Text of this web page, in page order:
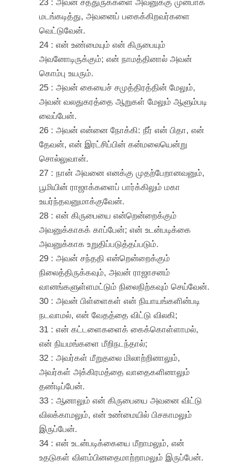
மடங்கடித்து, அவனைப் பகைக்கிறவர்களை
வெட்டுவேன்.
24 : என் உண்மையும் என் கிருபையும்
அவனோடிருக்கும்; என் நாமத்தினால் அவன்
கொம்பு உயரும்.
25 : அவன் கையைச் சமுத்திரத்தின் மேலும்,
அவன் வலதுகரத்தை ஆறுகள் மேலும் ஆளும்படி
வைப்பேன்.
26 : அவன் என்னை நோக்கி: நீர் என் பிதா, என்
தேவன், என் இரட்சிப்பின் கன்மலையென்று
சொல்லுவான்.
27 : நான் அவனை எனக்கு முதற்பேறானவனும்,
பூமியின் ராஜாக்களைப் பார்க்கிலும் மகா
உயர்ந்தவனுமாக்குவேன்.
28 : என் கிருபையை என்றென்றைக்கும்
அவனுக்காகக் காப்பேன்; என் உடன்படிக்கை
அவனுக்காக உறுதிப்படுத்தப்படும்.
29 : அவன் சந்ததி என்றென்றைக்கும்
நிலைத்திருக்கவும், அவன் ராஜாசனம்
வானங்களுள்ளமட்டும் நிலைநிற்கவும் செய்வேன்.
30 : அவன் பிள்ளைகள் என் நியாயங்களின்படி
நடவாமல், என் வேதத்தை விட்டு விலகி;
31 : என் கட்டளைகளைக் கைக்கொள்ளாமல்,
என் நியமங்களை மீறிநடந்தால்;
32 : அவர்கள் மீறுதலை மிலாற்றினாலும்,
அவர்கள் அக்கிரமத்தை வாதைகளினாலும்
தண்டிப்பேன்.
33 : ஆனாலும் என் கிருபையை அவனை விட்டு
விலக்காமலும், என் உண்மையில் பிசகாமலும்
இருப்பேன்.
34 : என் உடன்படிக்கையை மீறாமலும், என்
உதடுகள் விளம்பினதைமாற்றாமலும் இருப்பேன்.